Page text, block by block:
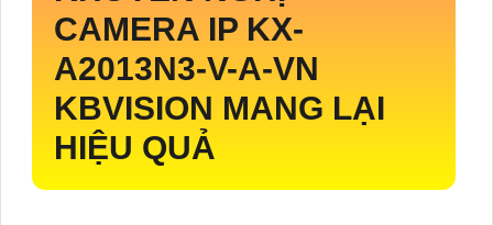
CAMERA IP KX-
A2013N3-V-A-VN
KBVISION MANG LẠI
HIỆU QUẢ